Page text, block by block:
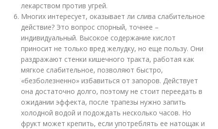
лекарством против угрей.
Многих интересует, оказывает ли слива слабительное
действие? Это вопрос спорный, точнее –
индивидуальный. Высокое содержание кислот
приносит не только вред желудку, но еще пользу. Они
раздражают стенки кишечного тракта, работая как
мягкое слабительное, позволяют быстро,
«безболезненно» избавиться от запоров. Действует
она достаточно долго, поэтому не стоит переедать в
ожидании эффекта, после трапезы нужно запить
холодной водой и подождать несколько часов. Но
фрукт может крепить, если употреблять ее натощак и